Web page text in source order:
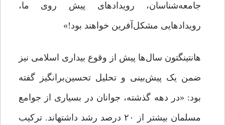
جامعه‌شناسان، رویدادهاى پیش روى ما،
رویدادهایى مشکل‌آفرین خواهند بود!»
هانتینگتون سال‌ها پیش از وقوع بیداری اسلامی نیز
ضمن یک پیش‌بینی و تحلیل تحسین‌برانگیز گفته
بود: «در دهه گذشته، جوانان در بسیارى از جوامع
مسلمان بیشتر از ۲۰ درصد رشد داشته‏اند. ترکیب